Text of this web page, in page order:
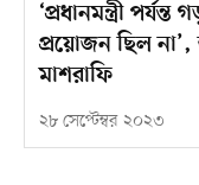
‘প্রধানমন্ত্রী
প্রয়োজন ছিল না’,
মাশরাফি
২৮ সেপ্টেম্বর ২০২৩